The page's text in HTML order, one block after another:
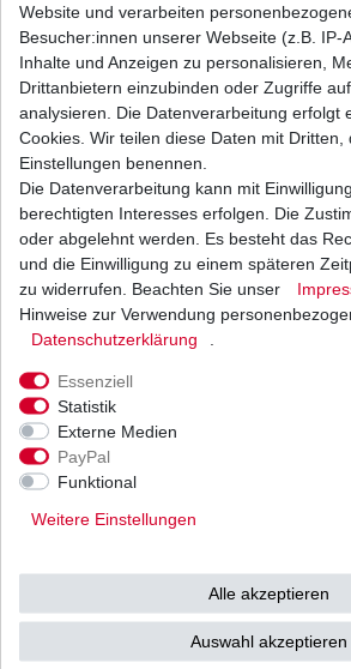
Filter
Chokezug Yamaha
RJ01 1996 - 2003
UVP 16,24 €
1 Stück | 14,74 € / Stück
inkl. ges. MwSt. zzgl.
Versand
Ab einem Warenwert von
500 Euro versenden wir
53783
Website und verarbeiten
Besucher:innen unserer Webseite (z.B. IP-
Inhalte und Anzeigen zu personalisieren,
Drittanbietern einzubinden oder Zugriffe
analysieren. Die Datenverarbeitung erfolgt
Cookies. Wir teilen diese Daten mit Dritten,
Einstellungen benennen.
Die Datenverarbeitung kann mit
berechtigten Interesses erfolgen. Die
oder abgelehnt werden. Es besteht das
und die Einwilligung zu einem späteren
zu widerrufen. Beachten Sie unser
Hinweise zur Verwendung
Daten­schutz­erklärung
Essenziell
Statistik
Externe Medien
PayPal
Funktional
Weitere Einstellungen
Alle akzeptieren
Auswahl akzeptieren